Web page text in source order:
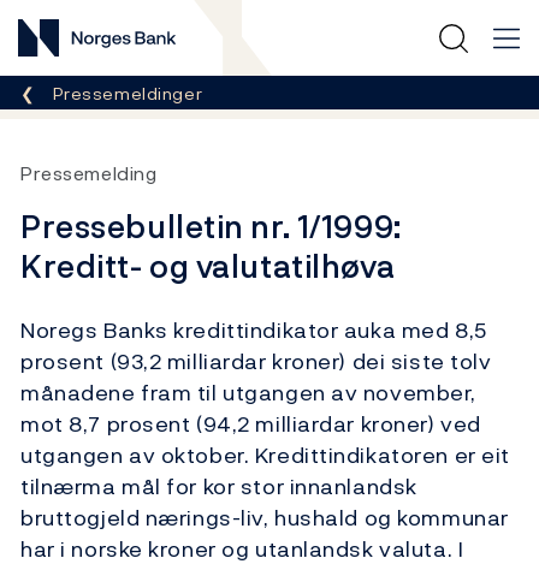
Norges Bank
Her er du nå:
Pressemeldinger
Pressemelding
Pressebulletin nr. 1/1999:
Kreditt- og valutatilhøva
Noregs Banks kredittindikator auka med 8,5
prosent (93,2 milliardar kroner) dei siste tolv
månadene fram til utgangen av november,
mot 8,7 prosent (94,2 milliardar kroner) ved
utgangen av oktober. Kredittindikatoren er eit
tilnærma mål for kor stor innanlandsk
bruttogjeld nærings-liv, hushald og kommunar
har i norske kroner og utanlandsk valuta. I